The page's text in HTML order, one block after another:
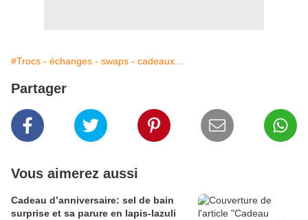
#Trocs - échanges - swaps - cadeaux...
Partager
Vous aimerez aussi
Cadeau d’anniversaire: sel de bain
surprise et sa parure en lapis-lazuli